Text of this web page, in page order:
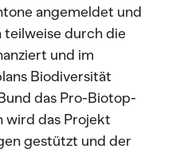
angemeldet und
teilweise durch die
und im
Biodiversität
das Pro-Biotop-
wird das Projekt
gestützt und der